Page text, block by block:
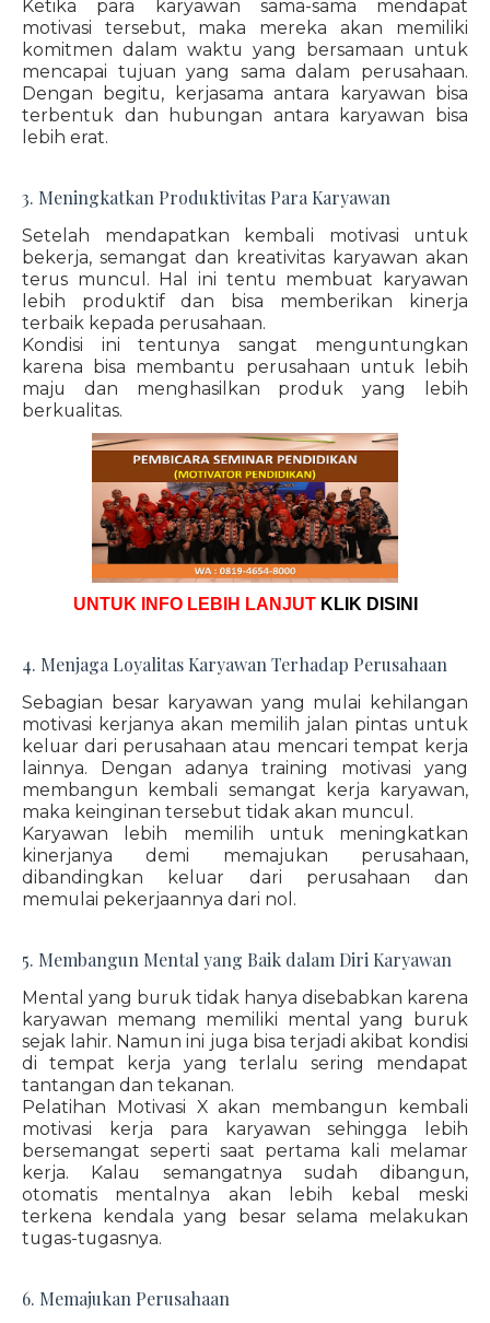
Ketika para karyawan sama-sama mendapat
motivasi tersebut, maka mereka akan memiliki
komitmen dalam waktu yang bersamaan untuk
mencapai tujuan yang sama dalam perusahaan.
Dengan begitu, kerjasama antara karyawan bisa
terbentuk dan hubungan antara karyawan bisa
lebih erat.
3. Meningkatkan Produktivitas Para Karyawan
Setelah mendapatkan kembali motivasi untuk
bekerja, semangat dan kreativitas karyawan akan
terus muncul. Hal ini tentu membuat karyawan
lebih produktif dan bisa memberikan kinerja
terbaik kepada perusahaan.
Kondisi ini tentunya sangat menguntungkan
karena bisa membantu perusahaan untuk lebih
maju dan menghasilkan produk yang lebih
berkualitas.
UNTUK INFO LEBIH LANJUT KLIK DISINI
4. Menjaga Loyalitas Karyawan Terhadap Perusahaan
Sebagian besar karyawan yang mulai kehilangan
motivasi kerjanya akan memilih jalan pintas untuk
keluar dari perusahaan atau mencari tempat kerja
lainnya. Dengan adanya training motivasi yang
membangun kembali semangat kerja karyawan,
maka keinginan tersebut tidak akan muncul.
Karyawan lebih memilih untuk meningkatkan
kinerjanya demi memajukan perusahaan,
dibandingkan keluar dari perusahaan dan
memulai pekerjaannya dari nol.
5. Membangun Mental yang Baik dalam Diri Karyawan
Mental yang buruk tidak hanya disebabkan karena
karyawan memang memiliki mental yang buruk
sejak lahir. Namun ini juga bisa terjadi akibat kondisi
di tempat kerja yang terlalu sering mendapat
tantangan dan tekanan.
Pelatihan Motivasi X akan membangun kembali
motivasi kerja para karyawan sehingga lebih
bersemangat seperti saat pertama kali melamar
kerja. Kalau semangatnya sudah dibangun,
otomatis mentalnya akan lebih kebal meski
terkena kendala yang besar selama melakukan
tugas-tugasnya.
6. Memajukan Perusahaan